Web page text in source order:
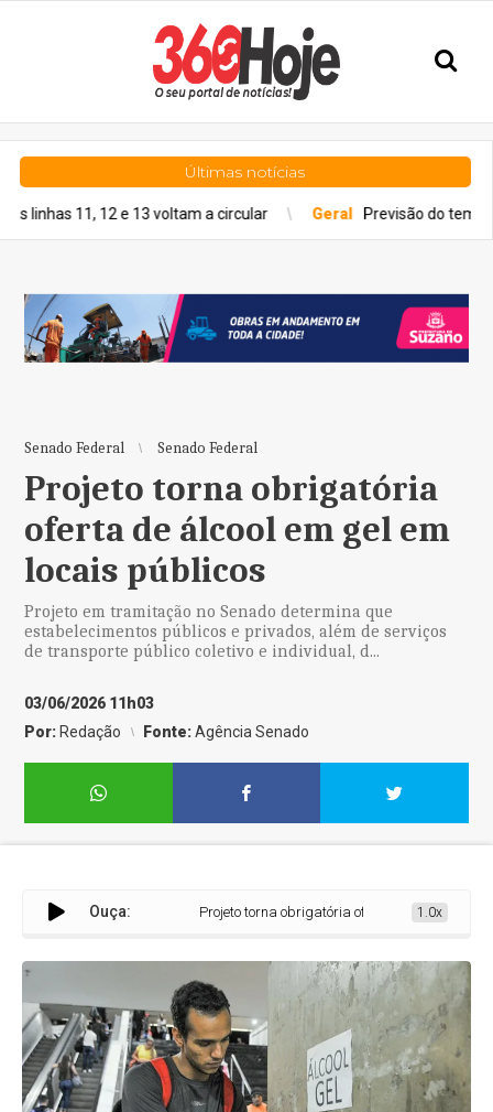
Últimas notícias
12 e 13 voltam a circular Geral Previsão do tempo para
Senado Federal Senado Federal
Projeto torna obrigatória
oferta de álcool em gel em
locais públicos
Projeto em tramitação no Senado determina que
estabelecimentos públicos e privados, além de serviços
de transporte público coletivo e individual, d...
03/06/2026 11h03
Por: Redação Fonte:Agência Senado
Ouça: Projeto torna obrigatória oferta de álcool em gel
1.0x